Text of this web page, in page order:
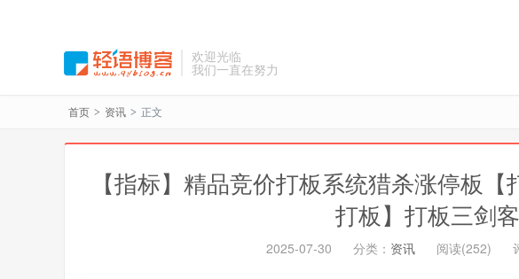
欢迎光临
我们一直在努力
首页 > 资讯 > 正文
【指标】精品竞价打板系统猎杀涨停板
打板】打板三剑客
2025-07-30 分类： 资讯 阅读(252)